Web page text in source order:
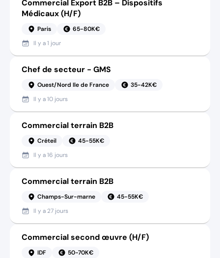
Commercial Export B2B – Dispositifs
Médicaux (H/F)
Paris
65-80K€
Il y a1 jour
Chef de secteur - GMS
Ouest/Nord Ile de France
35-42K€
Il y a10 jours
Commercial terrain B2B
Créteil
45-55K€
Il y a16 jours
Commercial terrain B2B
Champs-Sur-marne
45-55K€
Il y a 27 jours
Commercial second œuvre (H/F)
IDF
50-70K€